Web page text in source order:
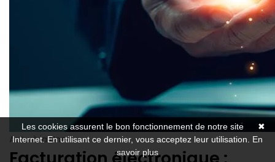
Actu à la Une
✖
Les cookies assurent le bon fonctionnement de notre site
Internet. En utilisant ce dernier, vous acceptez leur utilisation. En
savoir plus